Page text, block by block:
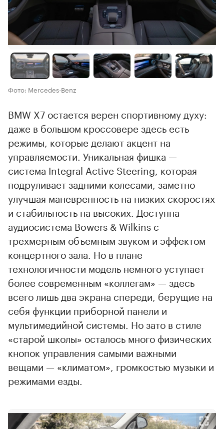
Фото: Mercedes‑Benz
BMW X7 остается верен спортивному духу:
даже в большом кроссовере здесь есть
режимы, которые делают акцент на
управляемости. Уникальная фишка —
система Integral Active Steering, которая
подруливает задними колесами, заметно
улучшая маневренность на низких скоростях
и стабильность на высоких. Доступна
аудиосистема Bowers & Wilkins с
трехмерным объемным звуком и эффектом
концертного зала. Но в плане
технологичности модель немного уступает
более современным «коллегам» — здесь
всего лишь два экрана спереди, берущие на
себя функции приборной панели и
мультимедийной системы. Но зато в стиле
«старой школы» осталось много физических
кнопок управления самыми важными
вещами — «климатом», громкостью музыки и
режимами езды.